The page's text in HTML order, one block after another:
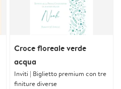
Croce floreale verde
acqua
Inviti | Biglietto premium con tre
finiture diverse